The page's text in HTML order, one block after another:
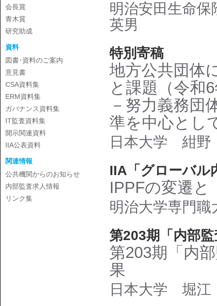
会長賞
青木賞
研究助成
資料
図書･資料のご案内
意見書
CSA資料集
ERM資料集
ガバナンス資料集
IT監査資料集
開示関連資料
IIA公表資料
関連情報
公共機関からのお知らせ
内部監査求人情報
リンク集
明治安田生命
英男
特別寄稿
地方公共団体
と課題（令和
－努力義務団
準を中心とし
日本大学 紺
IIA「グローバル
IPPFの変遷と
明治大学専門
第203期「内部
第203期「内
果
日本大学 堀